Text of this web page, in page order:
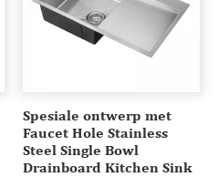
Spesiale ontwerp met
Faucet Hole Stainless
Steel Single Bowl
Drainboard Kitchen Sink